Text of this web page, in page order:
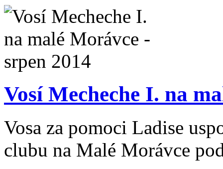
Vosí Mecheche I. na
Vosa za pomoci Ladise
clubu na Malé Morávce